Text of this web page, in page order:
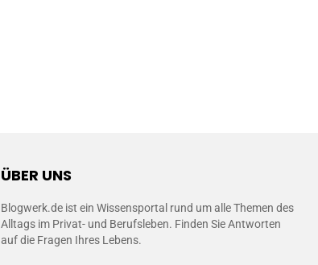
ÜBER UNS
Blogwerk.de ist ein Wissensportal rund um alle Themen des
Alltags im Privat- und Berufsleben. Finden Sie Antworten
auf die Fragen Ihres Lebens.